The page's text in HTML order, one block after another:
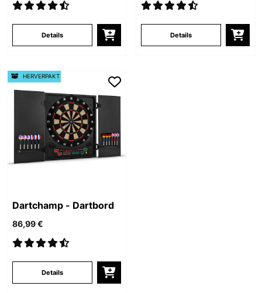
Details Details
Dartchamp - Dartbord
86,99 €
Details
HERVERPAKT